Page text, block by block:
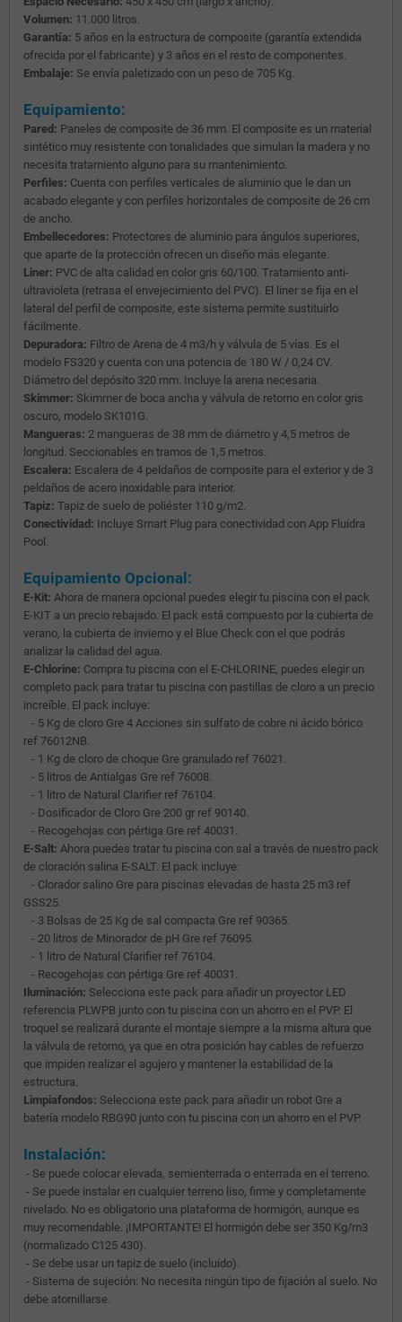
Volumen: 11.000 litros.
Garantía: 5 años en la estructura de composite (garantía extendida
ofrecida por el fabricante) y 3 años en el resto de componentes.
Embalaje: Se envía paletizado con un peso de 705 Kg.
Equipamiento:
Pared: Paneles de composite de 36 mm. El composite es un material
sintético muy resistente con tonalidades que simulan la madera y no
necesita tratamiento alguno para su mantenimiento.
Perfiles: Cuenta con perfiles verticales de aluminio que le dan un
acabado elegante y con perfiles horizontales de composite de 26 cm
de ancho.
Embellecedores: Protectores de aluminio para ángulos superiores,
que aparte de la protección ofrecen un diseño más elegante.
Liner: PVC de alta calidad en color gris 60/100. Tratamiento anti-
ultravioleta (retrasa el envejecimiento del PVC). El liner se fija en el
lateral del perfil de composite, este sistema permite sustituirlo
fácilmente.
Depuradora: Filtro de Arena de 4 m3/h y válvula de 5 vías. Es el
modelo FS320 y cuenta con una potencia de 180 W / 0,24 CV.
Diámetro del depósito 320 mm. Incluye la arena necesaria.
Skimmer: Skimmer de boca ancha y válvula de retorno en color gris
oscuro, modelo SK101G.
Mangueras: 2 mangueras de 38 mm de diámetro y 4,5 metros de
longitud. Seccionables en tramos de 1,5 metros.
Escalera: Escalera de 4 peldaños de composite para el exterior y de 3
peldaños de acero inoxidable para interior.
Tapiz: Tapiz de suelo de poliéster 110 g/m2.
Conectividad: Incluye Smart Plug para conectividad con App Fluidra
Pool.
Equipamiento Opcional:
E-Kit: Ahora de manera opcional puedes elegir tu piscina con el pack
E-KIT a un precio rebajado. El pack está compuesto por la cubierta de
verano, la cubierta de invierno y el Blue Check con el que podrás
analizar la calidad del agua.
E-Chlorine: Compra tu piscina con el E-CHLORINE, puedes elegir un
completo pack para tratar tu piscina con pastillas de cloro a un precio
increíble. El pack incluye:
- 5 Kg de cloro Gre 4 Acciones sin sulfato de cobre ni ácido bórico
ref 76012NB.
- 1 Kg de cloro de choque Gre granulado ref 76021.
- 5 litros de Antialgas Gre ref 76008.
- 1 litro de Natural Clarifier ref 76104.
- Dosificador de Cloro Gre 200 gr ref 90140.
- Recogehojas con pértiga Gre ref 40031.
E-Salt: Ahora puedes tratar tu piscina con sal a través de nuestro pack
de cloración salina E-SALT. El pack incluye:
- Clorador salino Gre para piscinas elevadas de hasta 25 m3 ref
GSS25.
- 3 Bolsas de 25 Kg de sal compacta Gre ref 90365.
- 20 litros de Minorador de pH Gre ref 76095.
- 1 litro de Natural Clarifier ref 76104.
- Recogehojas con pértiga Gre ref 40031.
Iluminación: Selecciona este pack para añadir un proyector LED
referencia PLWPB junto con tu piscina con un ahorro en el PVP. El
troquel se realizará durante el montaje siempre a la misma altura que
la válvula de retorno, ya que en otra posición hay cables de refuerzo
que impiden realizar el agujero y mantener la estabilidad de la
estructura.
Limpiafondos: Selecciona este pack para añadir un robot Gre a
batería modelo RBG90 junto con tu piscina con un ahorro en el PVP.
Instalación:
- Se puede colocar elevada, semienterrada o enterrada en el terreno.
- Se puede instalar en cualquier terreno liso, firme y completamente
nivelado. No es obligatorio una plataforma de hormigón, aunque es
muy recomendable. ¡IMPORTANTE! El hormigón debe ser 350 Kg/m3
(normalizado C125 430).
- Se debe usar un tapiz de suelo (incluido).
- Sistema de sujeción: No necesita ningún tipo de fijación al suelo. No
debe atornillarse.